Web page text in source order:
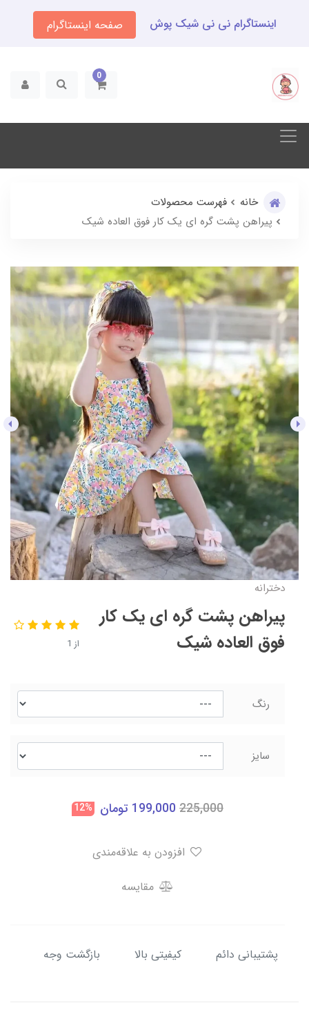
اینستاگرام نی نی شیک پوش صفحه اینستاگرام
0
خانه
فهرست محصولات
پیراهن پشت گره ای یک کار فوق العاده شیک
دخترانه
پیراهن پشت گره ای یک کار
فوق العاده شیک
از 1
رنگ
سایز
225,000
199,000 تومان 12%
مقایسه
پشتیبانی دائم کیفیتی بالا بازگشت وجه